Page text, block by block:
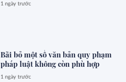
1 ngày trước
Bãi bỏ một số văn bản quy phạm
pháp luật không còn phù hợp
1 ngày trước